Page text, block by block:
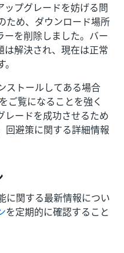
ップグレードを妨げる問
ため、ダウンロード場所
ーを削除しました。バー
は解決され、現在は正常
ストールしてある場合
をご覧になることを強く
レードを成功させるため
回避策に関する詳細情報
に関する最新情報につい
を定期的に確認すること